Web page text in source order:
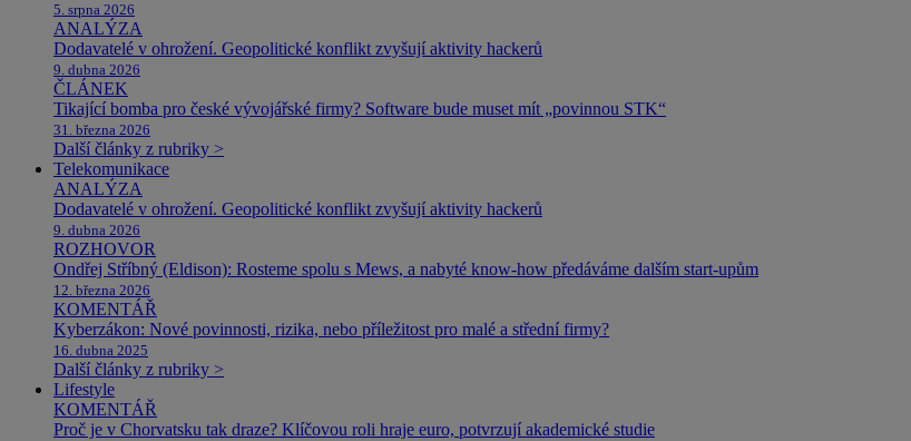
5. srpna 2026
ANALÝZA
Dodavatelé v ohrožení. Geopolitické konflikt zvyšují aktivity hackerů
9. dubna 2026
ČLÁNEK
Tikající bomba pro české vývojářské firmy? Software bude muset mít „povinnou STK“
31. března 2026
Další články z rubriky >
Telekomunikace
ANALÝZA
Dodavatelé v ohrožení. Geopolitické konflikt zvyšují aktivity hackerů
9. dubna 2026
ROZHOVOR
Ondřej Stříbný (Eldison): Rosteme spolu s Mews, a nabyté know-how předáváme dalším start-upům
12. března 2026
KOMENTÁŘ
Kyberzákon: Nové povinnosti, rizika, nebo příležitost pro malé a střední firmy?
16. dubna 2025
Další články z rubriky >
Lifestyle
KOMENTÁŘ
Proč je v Chorvatsku tak draze? Klíčovou roli hraje euro, potvrzují akademické studie